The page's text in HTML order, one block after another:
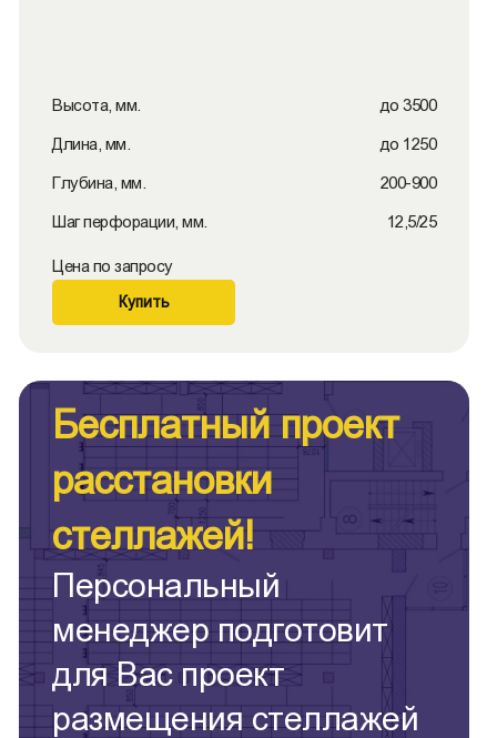
Высота, мм. до 3500
Длина, мм. до 1250
Глубина, мм. 200-900
Шаг перфорации, мм. 12,5/25
Цена по запросу
Купить
Бесплатный проект
расстановки
стеллажей!
Персональный
менеджер подготовит
для Вас проект
размещения стеллажей